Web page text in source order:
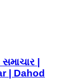
|
| Dahod